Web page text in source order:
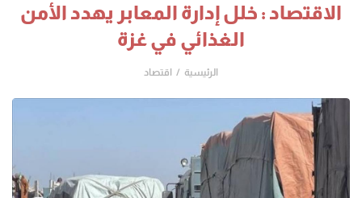
الاقتصاد : خلل إدارة المعابر يهدد الأمن
الغذائي في غزة
الرئيسية اقتصاد